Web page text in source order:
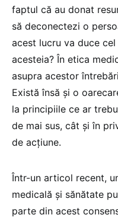
faptul că au donat
să deconectezi o
acest lucru va duce
acesteia? În etica
asupra acestor
Există însă și o
la principiile ce ar
de mai sus, cât și în
de acțiune.
Într-un articol recent,
medicală și sănătate
parte din acest